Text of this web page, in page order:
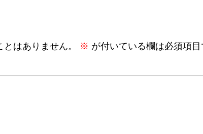
はありません。 ※ が付いている欄は必須項